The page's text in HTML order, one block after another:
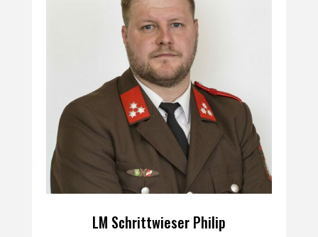
LM Schrittwieser Philip